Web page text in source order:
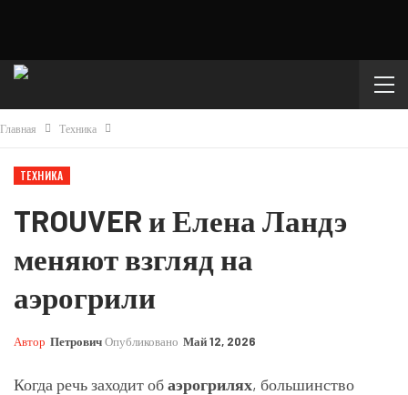
Главная Техника
ТЕХНИКА
TROUVER и Елена Ландэ
меняют взгляд на
аэрогрили
Автор ПетровичОпубликовано Май 12, 2026
Когда речь заходит обаэрогрилях, большинство